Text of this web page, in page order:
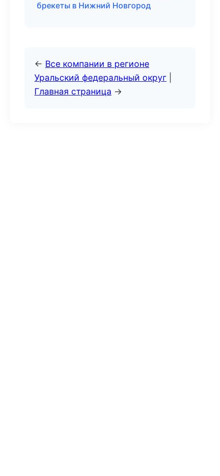
брекеты в Нижний Новгород
← Все компании в регионе
Уральский федеральный округ
Главная страница →